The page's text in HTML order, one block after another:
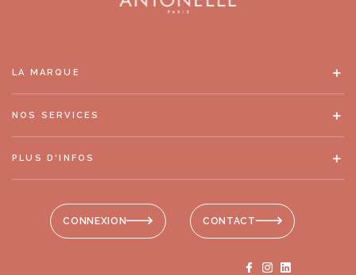
CONNEXION CONTACT
LA MARQUE
NOS SERVICES
PLUS D'INFOS